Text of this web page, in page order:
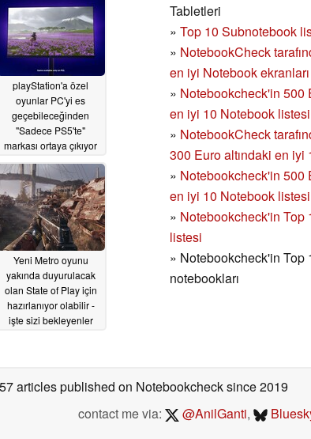
Tabletleri
» Top 10 Subnotebook
» NotebookCheck
en iyi Notebook ekranları
» Notebookcheck'in 500
en iyi 10 Notebook listesi
» NotebookCheck
300 Euro altındaki en iyi
» Notebookcheck'in 500
en iyi 10 Notebook listesi
» Notebookcheck'in Top
listesi
» Notebookcheck'in Top
notebookları
playStation'a özel
oyunlar PC'yi es
geçebileceğinden
"Sadece PS5'te"
markası ortaya çıkıyor
06/02/2026
Yeni Metro oyunu
yakında duyurulacak
olan State of Play için
hazırlanıyor olabilir -
işte sizi bekleyenler
articles published on Notebookchecksince 2019
contact me via:
@AnilGanti,